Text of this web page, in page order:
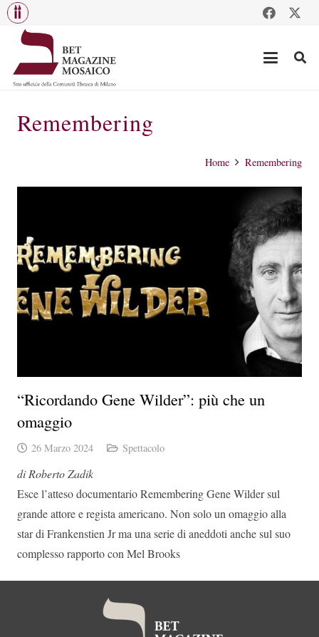
Remembering
Home Remembering
“Ricordando Gene Wilder”: più che un
omaggio
26 Marzo 2024 Spettacolo
di Roberto Zadik
Esce l’atteso documentario Remembering Gene Wilder sul
grande attore e regista americano. Non solo un omaggio alla
star di Frankenstien Jr ma una serie di aneddoti anche sul suo
complesso rapporto con Mel Brooks